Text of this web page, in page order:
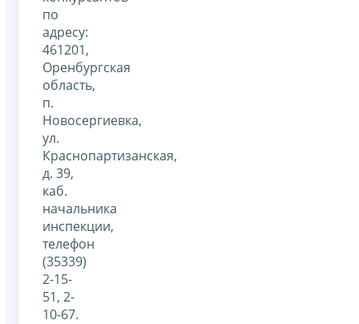
по
адресу:
461201,
Оренбургская
область,
п.
Новосергиевка,
ул.
Краснопартизанская,
д. 39,
каб.
начальника
инспекции,
телефон
(35339)
2-15-
51, 2-
10-67.